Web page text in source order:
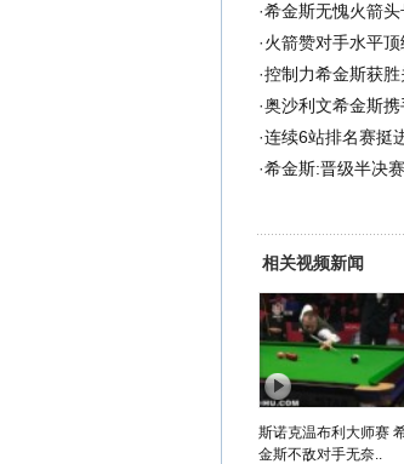
·希金斯无愧火箭
·火箭赞对手水平
·控制力希金斯获
·奥沙利文希金斯
·连续6站排名赛挺
·希金斯:晋级半决
相关视频新闻
斯诺克温布利大师赛
金斯不敌对手无奈..